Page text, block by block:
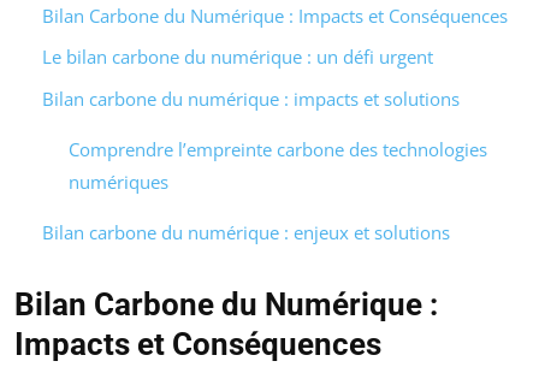
Bilan Carbone du Numérique : Impacts et Conséquences
Le bilan carbone du numérique : un défi urgent
Bilan carbone du numérique : impacts et solutions
Comprendre l’empreinte carbone des technologies
numériques
Bilan carbone du numérique : enjeux et solutions
Bilan Carbone du Numérique :
Impacts et Conséquences